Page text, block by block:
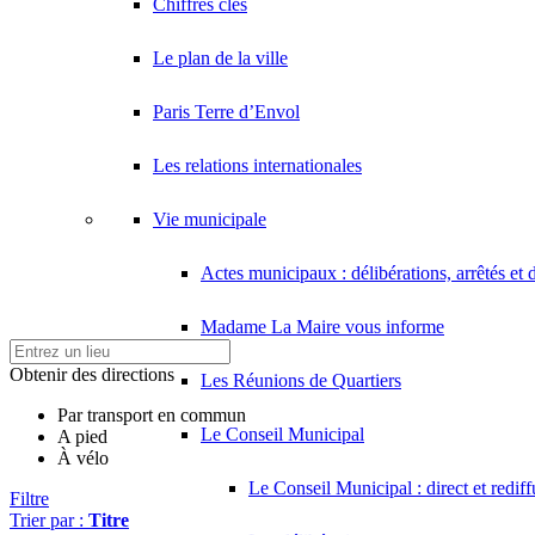
Chiffres clés
Le plan de la ville
Paris Terre d’Envol
Les relations internationales
Vie municipale
Actes municipaux : délibérations, arrêtés et
Madame La Maire vous informe
Les Réunions de Quartiers
Le Conseil Municipal
Le Conseil Municipal : direct et
Obtenir des directions
Par transport en commun
A pied
À vélo
Filtre
Trier par : Titre